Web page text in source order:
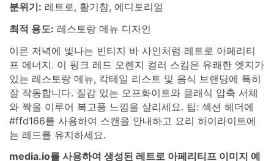
분위기: 레트로, 활기참, 에디토리얼
최적 용도: 레스토랑 메뉴 디자인
이른 저녁에 빛나는 빈티지 바 사인처럼 레트로 아페리티
프 에너지. 이 핑크 레드 오렌지 컬러 스킴은 유쾌한 엣지가
있는 레스토랑 메뉴, 칵테일 리스트 및 음식 브랜딩에 특히
잘 작동합니다. 질감 있는 오프화이트와 클래식 압축 서체
와 짝을 이루어 복고풍 느낌을 살리세요. 팁: 섹션 헤더에
#ffd166를 사용하여 스캔을 안내하고 요리 하이라이트에
는 레드를 유지하세요.
media.io를 사용하여 생성된 레트로 아페리티프 이미지 예